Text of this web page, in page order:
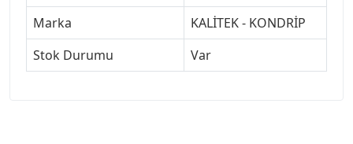
Marka
KALİTEK - KONDRİP
Stok Durumu
Var